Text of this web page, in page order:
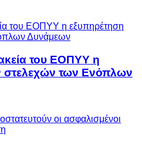
του ΕΟΠΥΥ η
στελεχών των Ενόπλων